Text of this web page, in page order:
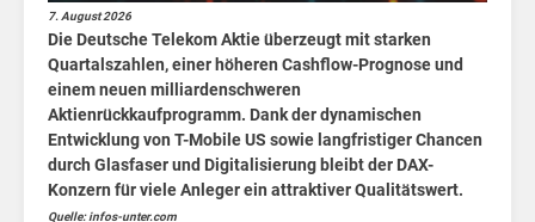
7. August 2026
Die Deutsche Telekom Aktie überzeugt mit starken
Quartalszahlen, einer höheren Cashflow-Prognose und
einem neuen milliardenschweren
Aktienrückkaufprogramm. Dank der dynamischen
Entwicklung von T-Mobile US sowie langfristiger Chancen
durch Glasfaser und Digitalisierung bleibt der DAX-
Konzern für viele Anleger ein attraktiver Qualitätswert.
Quelle: infos-unter.com